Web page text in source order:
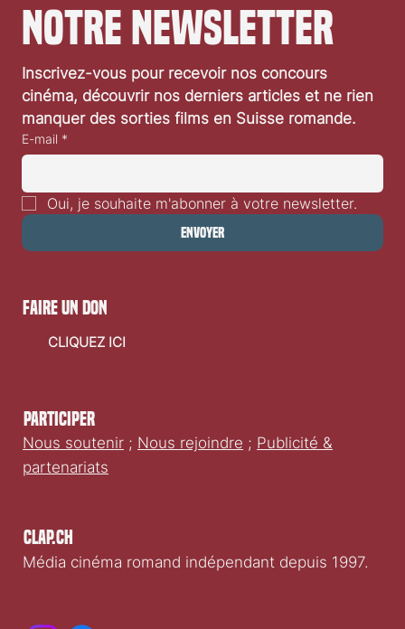
notre newsletter
Inscrivez-vous pour recevoir nos concours
cinéma, découvrir nos derniers articles et ne rien
manquer des sorties films en Suisse romande.
E-mail *
Oui, je souhaite m'abonner à votre newsletter.
Envoyer
Clap.ch
Média cinéma romand indépendant depuis 1997.
Participer
Nous soutenir ; Nous rejoindre ; Publicité &
partenariats
faire un don
CLIQUEZ ICI